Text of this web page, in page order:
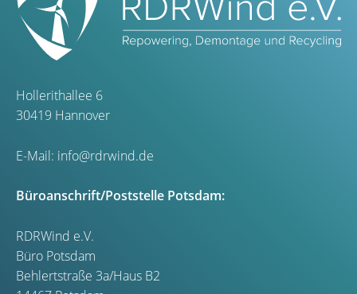
Hollerithallee 6
30419 Hannover
E-Mail: info@rdrwind.de
Büroanschrift/Poststelle Potsdam:
RDRWind e.V.
Büro Potsdam
Behlertstraße 3a/Haus B2